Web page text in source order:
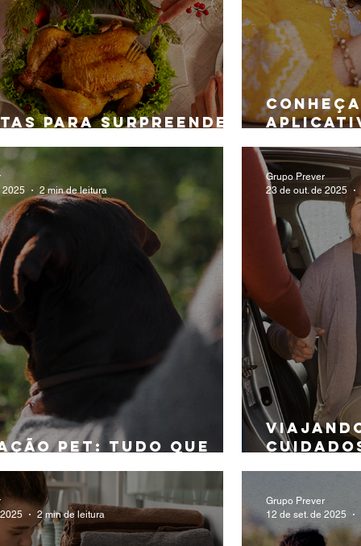
para surpreender
Pet: tudo que
2025
2 min de leitura
Grupo Prever
23 de out. de 2025
2 min de leitura
Grupo Prever
12 de set. de 2025